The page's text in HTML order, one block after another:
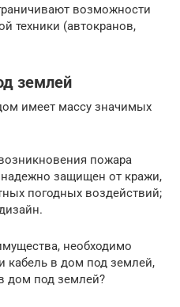
возможности
техники (автокранов,
землей
имеет массу значимых
пожара
защищен от кражи,
погодных воздействий;
необходимо
кабель в дом под землей,
дом под землей?